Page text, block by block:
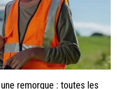
remorque : toutes les